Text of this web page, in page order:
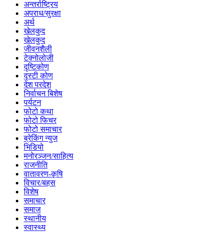
अन्तर्राष्ट्रिय
अपराध/सुरक्षा
अर्थ
खेलकुद
खेलकुद
जीवनशैली
टेक्नोलोजी
दृष्टिकोण
दृस्टी कोण
देश परदेश
निर्वाचन बिशेष
पर्यटन
फोटो कथा
फोटो फिचर
फोटो समाचार
ब्रेकिंग न्युज
भिडियो
मनोरञ्जन/साहित्य
राजनीति
वातावरण-कृषि
विचार/बहस
विशेष
समाचार
समाज
स्थानीय
स्वास्थ्य